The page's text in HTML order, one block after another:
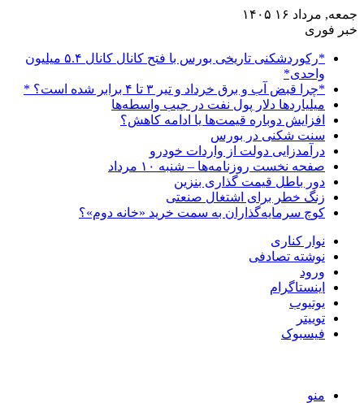
جمعه, مرداد ۱۶ ۱۴۰۵
خبر فوری
*رکوردشکنی تاریخی بورس با فتح کانال کانال ۵.۴ میلیون
واحدی*
*چرا قبض آب و برق خرداد و تیر ۳ تا ۴ برابر شده است؟ *
میلیاردها دلار پول نفت در جیب واسطه‌ها
افزایش دوباره قیمت‌ها یا ادامه کاهش؟
سنت شکنی در بورس
درآمدزایی دولت از واردات خودرو
صفحه نخست روزنامه‌ها – شنبه ۱۰ مرداد
دور باطل قیمت گذاری بنزین
زنگ خطر برای اشتغال صنعتی
کوچ سرمایه‌گذاران به سمت خرید «خانه دوم»؟
نوار کناری
نوشته تصادفی
ورود
اینستاگرام
یوتیوب
توییتر
فیسبوک
منو